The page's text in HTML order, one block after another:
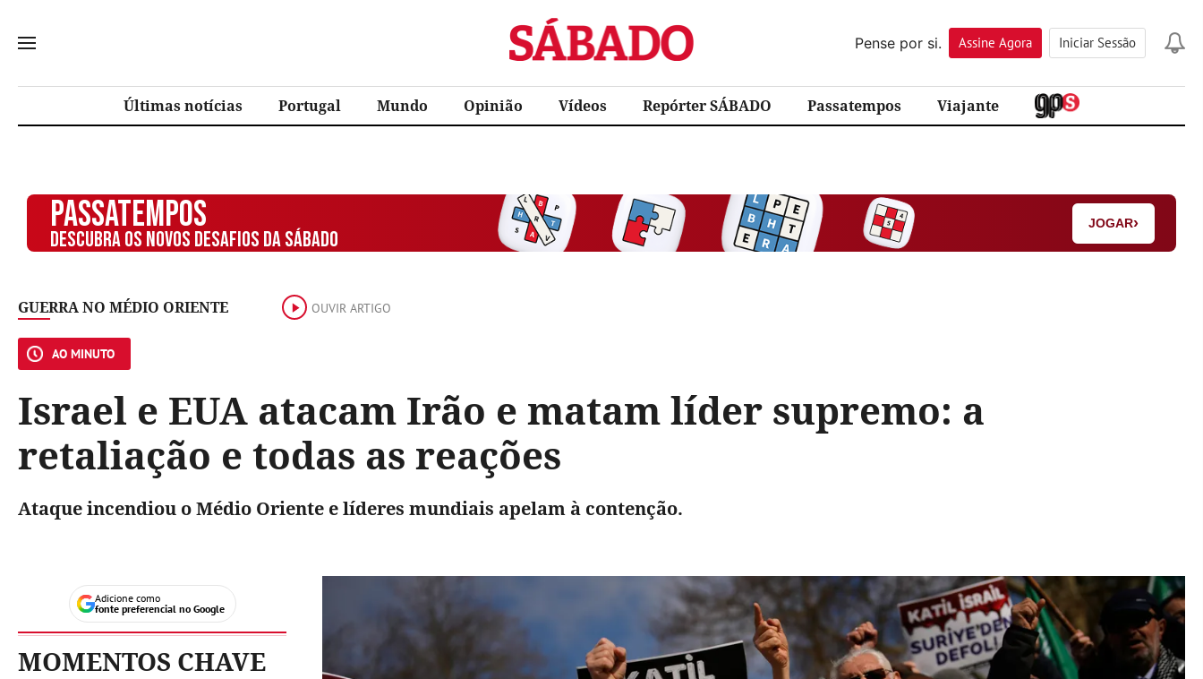
Sábado
Pense por si.
Assine Agora Iniciar Sessão
Últimas notícias Portugal Mundo Opinião Vídeos Repórter SÁBADO Passatempos Viajante
PASSATEMPOS
DESCUBRA OS NOVOS DESAFIOS DA SÁBADO
JOGAR›
GUERRA NO MÉDIO ORIENTE OUVIR ARTIGO
AO MINUTO
Israel e EUA atacam Irão e matam líder supremo: a
retaliação e todas as reações
Ataque incendiou o Médio Oriente e líderes mundiais apelam à contenção.
Adicione como
fonte preferencial no Google
MOMENTOS CHAVE